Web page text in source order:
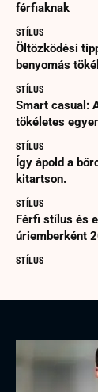
férfiaknak
STÍLUS
Öltözködési
benyomás
STÍLUS
Smart casual:
tökéletes
STÍLUS
Így ápold a
kitartson.
STÍLUS
Férfi stílus és
úriemberként
STÍLUS